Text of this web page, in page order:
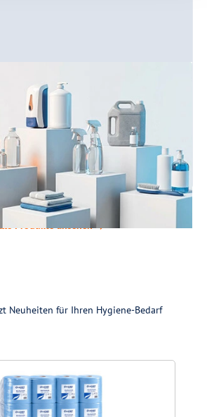
und Aktionspreise auf
Produkte ansehen
Neuheiten für Ihren Hygiene-Bedarf